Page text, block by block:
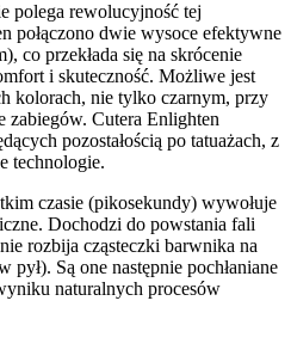
polega rewolucyjność tej
połączono dwie wysoce efektywne
co przekłada się na skrócenie
i skuteczność. Możliwe jest
kolorach, nie tylko czarnym, przy
zabiegów. Cutera Enlighten
pozostałością po tatuażach, z
technologie.
czasie (pikosekundy) wywołuje
Dochodzi do powstania fali
rozbija cząsteczki barwnika na
pył). Są one następnie pochłaniane
naturalnych procesów